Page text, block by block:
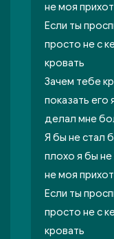
не моя
Если ты
просто не с
кровать
Зачем тебе
показать его
делал мне
Я бы не стал
плохо я бы не
не моя
Если ты
просто не с
кровать